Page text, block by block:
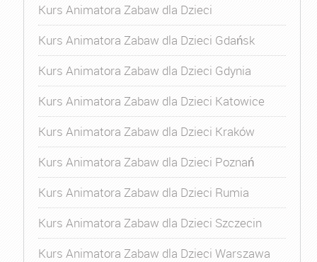
Kurs Animatora Zabaw dla Dzieci
Kurs Animatora Zabaw dla Dzieci Gdańsk
Kurs Animatora Zabaw dla Dzieci Gdynia
Kurs Animatora Zabaw dla Dzieci Katowice
Kurs Animatora Zabaw dla Dzieci Kraków
Kurs Animatora Zabaw dla Dzieci Poznań
Kurs Animatora Zabaw dla Dzieci Rumia
Kurs Animatora Zabaw dla Dzieci Szczecin
Kurs Animatora Zabaw dla Dzieci Warszawa